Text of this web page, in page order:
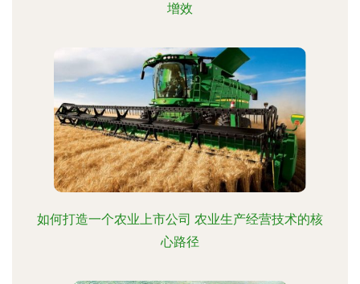
增效
如何打造一个农业上市公司 农业生产经营技术的核
心路径